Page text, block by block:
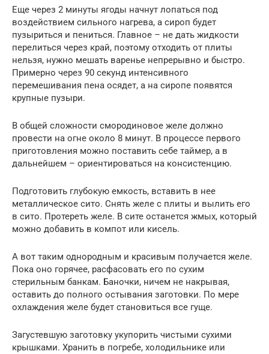
Еще через 2 минуты ягоды начнут лопаться под
воздействием сильного нагрева, а сироп будет
пузыриться и пениться. Главное – не дать жидкости
перелиться через край, поэтому отходить от плиты
нельзя, нужно мешать варенье непрерывно и быстро.
Примерно через 90 секунд интенсивного
перемешивания пена осядет, а на сиропе появятся
крупные пузыри.
В общей сложности смородиновое желе должно
провести на огне около 8 минут. В процессе первого
приготовления можно поставить себе таймер, а в
дальнейшем – ориентироваться на консистенцию.
Подготовить глубокую емкость, вставить в нее
металлическое сито. Снять желе с плиты и вылить его
в сито. Протереть желе. В сите останется жмых, который
можно добавить в компот или кисель.
А вот таким однородным и красивым получается желе.
Пока оно горячее, расфасовать его по сухим
стерильным банкам. Баночки, ничем не накрывая,
оставить до полного остывания заготовки. По мере
охлаждения желе будет становиться все гуще.
Загустевшую заготовку укупорить чистыми сухими
крышками. Хранить в погребе, холодильнике или